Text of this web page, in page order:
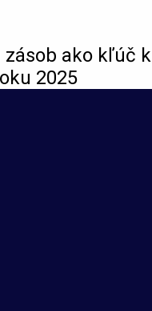
zásob ako kľúč k
2025